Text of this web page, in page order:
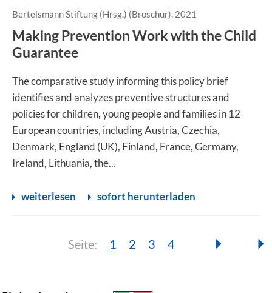
Bertelsmann Stiftung (Hrsg.) (Broschur), 2021
Making Prevention Work with the Child
Guarantee
The comparative study informing this policy brief
identifies and analyzes preventive structures and
policies for children, young people and families in 12
European countries, including Austria, Czechia,
Denmark, England (UK), Finland, France, Germany,
Ireland, Lithuania, the...
weiterlesen sofort herunterladen
Seite: Seite:
1 Seite:
2 Seite:
3 Seite:
4